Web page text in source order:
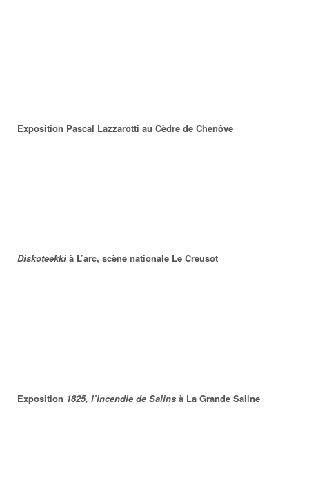
Exposition Pascal Lazzarotti au Cèdre de Chenôve
Diskoteekki à L’arc, scène nationale Le Creusot
Exposition 1825, l’incendie de Salins à La Grande Saline